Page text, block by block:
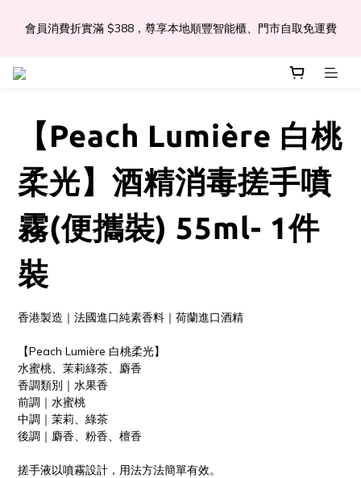
📣Léa & Co. 香氣產品🎉正式登陸PGWHK🎊
會員消費折實滿 $388，尊享本地順豐智能櫃、門市自取免運費
JOIN US Get $ 30 E-Coins🪙｜免費註冊成為會員! 即獲 $30 購買
📣Léa & Co. 香氣產品🎉正式登陸PGWHK🎊
【Peach Lumière 白桃
柔光】酒精消毒搓手噴
霧(便攜裝) 55ml- 1件
裝
香港製造｜法國進口純素香料｜荷蘭進口酒精
【Peach Lumière 白桃柔光】
水蜜桃、茉莉綠茶、麝香
香調類別｜水果香
前調｜水蜜桃
中調｜茉莉、綠茶
後調｜麝香、粉香、檀香
搓手液以噴霧設計，用法方法簡單有效。